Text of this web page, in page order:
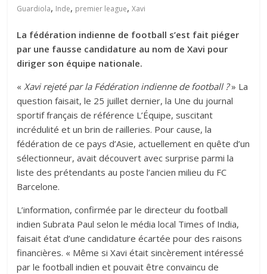
Guardiola, Inde, premier league,Xavi
La fédération indienne de football s’est fait piéger
par une fausse candidature au nom de Xavi pour
diriger son équipe nationale.
« Xavi rejeté par la Fédération indienne de football ?» La
question faisait, le 25 juillet dernier, la Une du journal
sportif français de référence L’Équipe, suscitant
incrédulité et un brin de railleries. Pour cause, la
fédération de ce pays d’Asie, actuellement en quête d’un
sélectionneur, avait découvert avec surprise parmi la
liste des prétendants au poste l’ancien milieu du FC
Barcelone.
L’information, confirmée par le directeur du football
indien Subrata Paul selon le média local Times of India,
faisait état d’une candidature écartée pour des raisons
financières. « Même si Xavi était sincèrement intéressé
par le football indien et pouvait être convaincu de